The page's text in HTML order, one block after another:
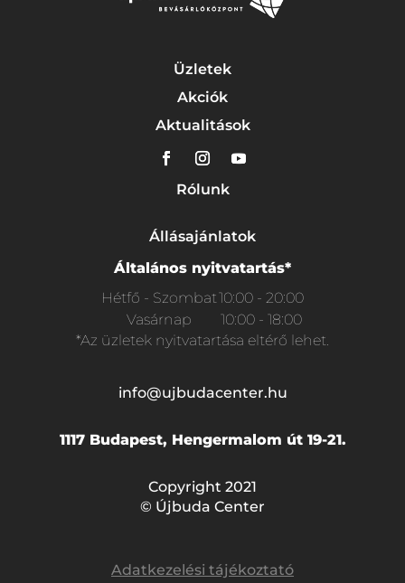
Üzletek
Akciók
Aktualitások
Rólunk
Állásajánlatok
Általános nyitvatartás*
Hétfő - Szombat10:00 - 20:00
Vasárnap
10:00 - 18:00
*Az üzletek nyitvatartása eltérő lehet.
info@ujbudacenter.hu
1117 Budapest, Hengermalom út 19-21.
Copyright 2021
© Újbuda Center
Adatkezelési tájékoztató